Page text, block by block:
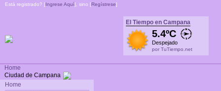
Está registrado? [Ingrese Aquí], sino [Regístrese]
El Tiempo en Campana
5.4ºC
Despejado
por TuTiempo.net
Home
Ciudad de Campana
Home